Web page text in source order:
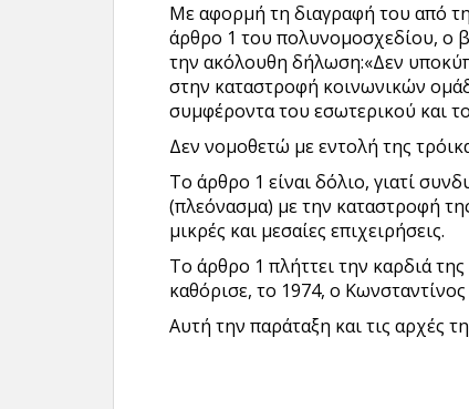
Mε αφορμή τη διαγραφή του από
άρθρο 1 του πολυνομοσχεδίου, ο
την ακόλουθη δήλωση:«Δεν
στην καταστροφή κοινωνικών
συμφέροντα του εσωτερικού και
Δεν νομοθετώ με εντολή της
Το άρθρο 1 είναι δόλιο, γιατί
(πλεόνασμα) με την καταστροφή
μικρές και μεσαίες επιχειρήσεις.
Το άρθρο 1 πλήττει την καρδιά
καθόρισε, το 1974, ο
Αυτή την παράταξη και τις αρχές